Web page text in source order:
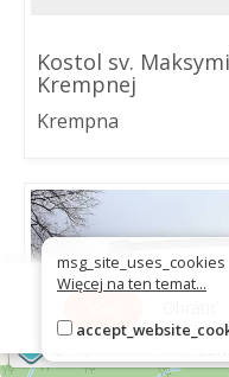
Kostol sv.
Krempnej
Krempna
msg_site_uses_cookies
Więcej na ten temat...